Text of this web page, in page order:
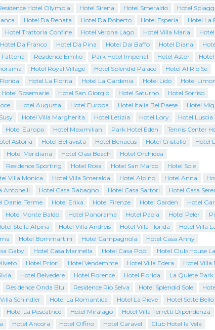
Hotel Olympia Hotel Sirena Hotel Smeraldo
Hotel
Hotel Da Renata Hotel Da Roberto Hotel Esperia
Hotel La
Hotel Trattoria Confine Hotel Verona Lago Hotel Villa Maria
Hotel Da Franco Hotel Da Pina Hotel Dal Baffo Hotel Diana
Fattoria Residence Emilio Park Hotel Imperial Hotel Astor
Hotel Royal Village Hotel Splendid Palace
Hotel Al Rio Se
Hotel La Fiorita Hotel La Gardenia Hotel Lido
Hotel
Hotel Rosemarie Hotel San Giorgio Hotel Saturno
Hotel Sorriso
Hotel Augusta Hotel Europa Hotel Italia Bel Paese
Hotel
Hotel Villa Margherita Hotel Letizia Hotel Lory
Hotel Luscia
Hotel Europa Hotel Maximilian Park Hotel Eden
Tennis Center
Astoria Hotel Bellavista Hotel Benacus Hotel Cristallo
Hotel
Hotel Meridiana Hotel Oasi Beach
Hotel Orchidea
Residence Sporting Hotel Rosa Hotel San Marco
Hotel Sole
Villa Monica Hotel Villa Smeralda Hotel Alpino Hotel Anna
Antonelli Hotel Casa Rabagno Hotel Casa Sartori
Hotel Casa
Daniel Terme Hotel Erika Hotel Firenze Hotel Garden
Hotel
Hotel Monte Baldo Hotel Panorama Hotel Paola Hotel Peler
Stella Alpina Hotel Villa Andreis Hotel Villa Florida
Hotel Villa
Hotel Bommartini Hotel Campagnola
Hotel Casa Anny
Gaby Hotel Casa Marinella Hotel Casa Popi
Hotel Club House
Hotel Priori Hotel Vendemme Hotel Villa Edera
Hotel Villa
Hotel Belvedere Hotel Florence Hotel Florida
La Quiete Park
Residence Onda Blu Residence Rio Selva Hotel Splendid Sole
Schindler Hotel La Romantica Hotel La Pieve
Hotel Sette Bello
Hotel La Pescatrice Hotel Miralago
Hotel Villa Ferretti Dipendenza
Hotel Ancora Hotel Olfino Hotel Caravel Club Hotel la Vela